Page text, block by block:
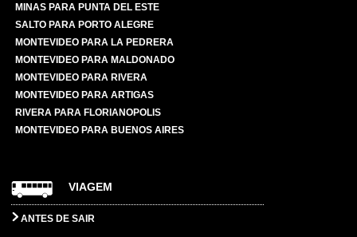
MINAS PARA PUNTA DEL ESTE
SALTO PARA PORTO ALEGRE
MONTEVIDEO PARA LA PEDRERA
MONTEVIDEO PARA MALDONADO
MONTEVIDEO PARA RIVERA
MONTEVIDEO PARA ARTIGAS
RIVERA PARA FLORIANOPOLIS
MONTEVIDEO PARA BUENOS AIRES
VIAGEM
ANTES DE SAIR